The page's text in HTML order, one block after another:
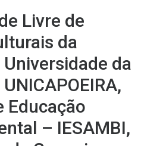
Livre de
da
da
Educação
– IESAMBI,